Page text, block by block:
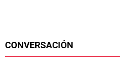
CONVERSACIÓN